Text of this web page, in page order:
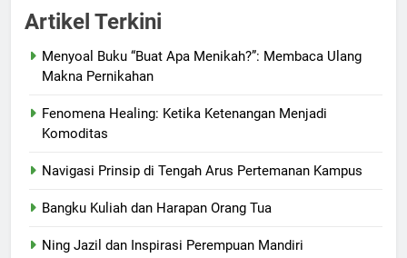
Artikel Terkini
Menyoal Buku “Buat Apa Menikah?”: Membaca Ulang
Makna Pernikahan
Fenomena Healing: Ketika Ketenangan Menjadi
Komoditas
Navigasi Prinsip di Tengah Arus Pertemanan Kampus
Bangku Kuliah dan Harapan Orang Tua
Ning Jazil dan Inspirasi Perempuan Mandiri